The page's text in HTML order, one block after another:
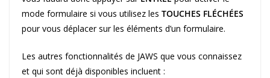
mode formulaire si vous utilisez les TOUCHES FLÉCHÉES
pour vous déplacer sur les éléments d’un formulaire.
Les autres fonctionnalités de JAWS que vous connaissez
et qui sont déjà disponibles incluent :